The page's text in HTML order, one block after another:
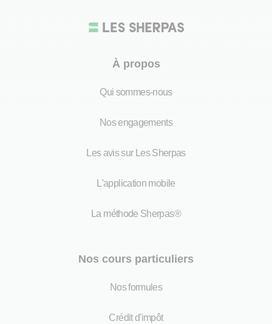
À propos
Qui sommes-nous
Nos engagements
Les avis sur Les Sherpas
L'application mobile
La méthode Sherpas®
Nos cours particuliers
Nos formules
Crédit d'impôt